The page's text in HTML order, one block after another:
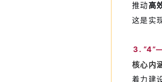
推动高
这是实
3.
核心内
着力建